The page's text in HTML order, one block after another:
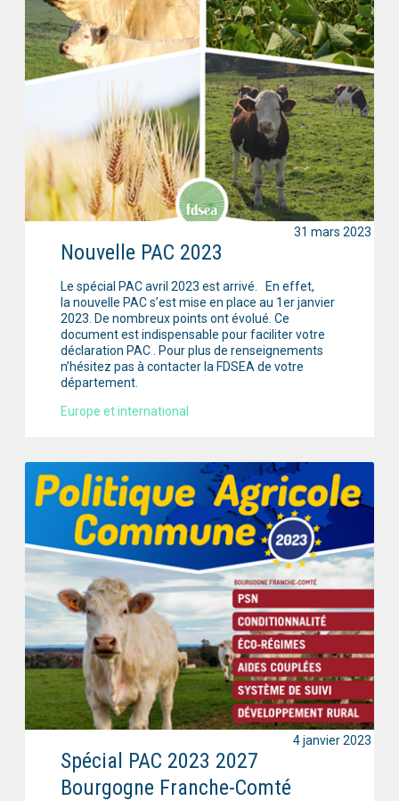
Nouvelle PAC 2023
Le spécial PAC avril 2023 est arrivé. En effet,
la nouvelle PAC s’est mise en place au 1er janvier
2023. De nombreux points ont évolué. Ce
document est indispensable pour faciliter votre
déclaration PAC . Pour plus de renseignements
n’hésitez pas à contacter la FDSEA de votre
département.
Europe et international
31 mars 2023
Spécial PAC 2023 2027
Bourgogne Franche-Comté
4 janvier 2023